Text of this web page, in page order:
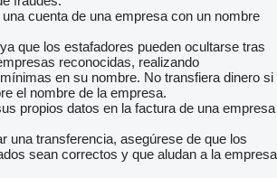
cuenta de una empresa con un nombre
que los estafadores pueden ocultarse tras
reconocidas, realizando
en su nombre. No transfiera dinero si
el nombre de la empresa.
propios datos en la factura de una empresa
una transferencia, asegúrese de que los
sean correctos y que aludan a la empresa